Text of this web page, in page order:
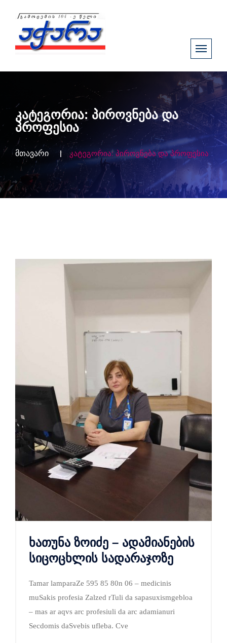
კატეგორია: პიროვნება და
პროფესია
მთავარი კატეგორია: პიროვნება და პროფესია
ხათუნა ზოიძე – ადამიანების
სიცოცხლის სადარაჯოზე
Tamar lamparaZe 595 85 80n 06 – medicinis
muSakis profesia Zalzed rTuli da sapasuxismgebloa
– mas ar aqvs arc profesiuli da arc adamianuri
Secdomis daSvebis ufleba. Cve